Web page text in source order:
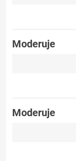
Moderuje
Moderuje